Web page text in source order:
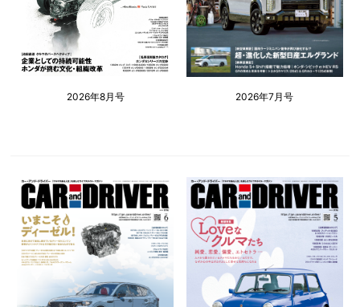
2026年8月号 2026年7月号